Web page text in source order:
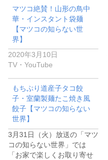
マツコ絶賛！山形の鳥中
華・インスタント袋麺
【マツコの知らない世
界】
2020年3月10日
TV・YouTube
もちぷり道産子タコ餃
子・室蘭製麺たこ焼き風
餃子【マツコの知らない
世界】
3月31日（火）放送の「マツ
コの知らない世界」では
「お家で楽しくお取り寄せ